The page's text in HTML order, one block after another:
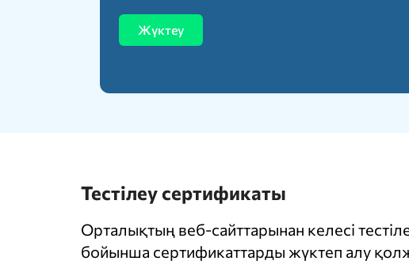
Жүктеу
Тестілеу сертификаты
Орталықтың веб-сайттарынан келесі
бойынша сертификаттарды жүктеп алу